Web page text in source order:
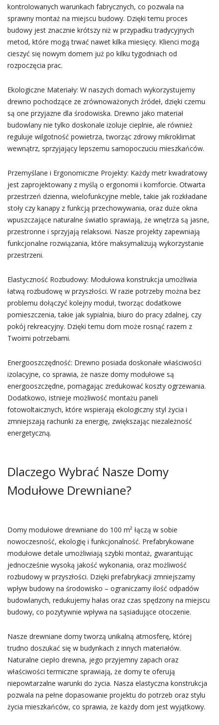
kontrolowanych warunkach fabrycznych, co pozwala na
sprawny montaż na miejscu budowy. Dzięki temu proces
budowy jest znacznie krótszy niż w przypadku tradycyjnych
metod, które mogą trwać nawet kilka miesięcy. Klienci mogą
cieszyć się nowym domem już po kilku tygodniach od
rozpoczęcia prac.
Ekologiczne Materiały: W naszych domach wykorzystujemy
drewno pochodzące ze zrównoważonych źródeł, dzięki czemu
są one przyjazne dla środowiska. Drewno jako materiał
budowlany nie tylko doskonale izoluje cieplnie, ale również
reguluje wilgotność powietrza, tworząc zdrowy mikroklimat
wewnątrz, sprzyjający lepszemu samopoczuciu mieszkańców.
Przemyślane i Ergonomiczne Projekty: Każdy metr kwadratowy
jest zaprojektowany z myślą o ergonomii i komforcie. Otwarta
przestrzeń dzienna, wielofunkcyjne meble, takie jak rozkładane
stoły czy kanapy z funkcją przechowywania, oraz duże okna
wpuszczające naturalne światło sprawiają, że wnętrza są jasne,
przestronne i sprzyjają relaksowi. Nasze projekty zapewniają
funkcjonalne rozwiązania, które maksymalizują wykorzystanie
przestrzeni.
Elastyczność Rozbudowy: Modułowa konstrukcja umożliwia
łatwą rozbudowę w przyszłości. W razie potrzeby można bez
problemu dołączyć kolejny moduł, tworząc dodatkowe
pomieszczenia, takie jak sypialnia, biuro do pracy zdalnej, czy
pokój rekreacyjny. Dzięki temu dom może rosnąć razem z
Twoimi potrzebami.
Energooszczędność: Drewno posiada doskonałe właściwości
izolacyjne, co sprawia, że nasze domy modułowe są
energooszczędne, pomagając zredukować koszty ogrzewania.
Dodatkowo, istnieje możliwość montażu paneli
fotowoltaicznych, które wspierają ekologiczny styl życia i
zmniejszają rachunki za energię, zwiększając niezależność
energetyczną.
Dlaczego Wybrać Nasze Domy
Modułowe Drewniane?
Domy modułowe drewniane do 100 m² łączą w sobie
nowoczesność, ekologię i funkcjonalność. Prefabrykowane
modułowe detale umożliwiają szybki montaż, gwarantując
jednocześnie wysoką jakość wykonania, oraz możliwość
rozbudowy w przyszłości. Dzięki prefabrykacji zmniejszamy
wpływ budowy na środowisko – ograniczamy ilość odpadów
budowlanych, redukujemy hałas oraz czas spędzony na miejscu
budowy, co pozytywnie wpływa na sąsiadujące otoczenie.
Nasze drewniane domy tworzą unikalną atmosferę, której
trudno doszukać się w budynkach z innych materiałów.
Naturalne ciepło drewna, jego przyjemny zapach oraz
właściwości termiczne sprawiają, że domy te oferują
niepowtarzalne warunki do życia. Nasza elastyczna konstrukcja
pozwala na pełne dopasowanie projektu do potrzeb oraz stylu
życia mieszkańców, co sprawia, że każdy dom jest wyjątkowy.